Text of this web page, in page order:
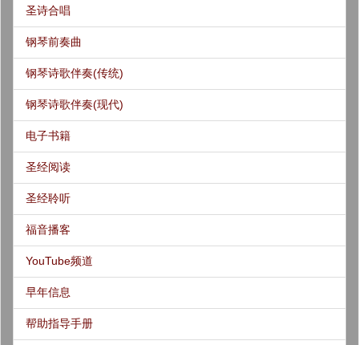
圣诗合唱
钢琴前奏曲
钢琴诗歌伴奏(传统)
钢琴诗歌伴奏(现代)
电子书籍
圣经阅读
圣经聆听
福音播客
YouTube频道
早年信息
帮助指导手册